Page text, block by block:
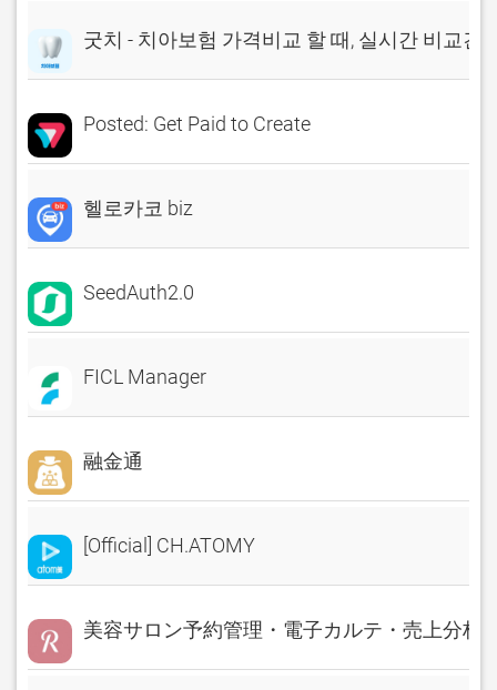
굿치 - 치아보험 가격비교 할 때, 실시간 비교견
Posted: Get Paid to Create
헬로카코 biz
SeedAuth2.0
FICL Manager
融金通
[Official] CH.ATOMY
美容サロン予約管理・電子カルテ・売上分析